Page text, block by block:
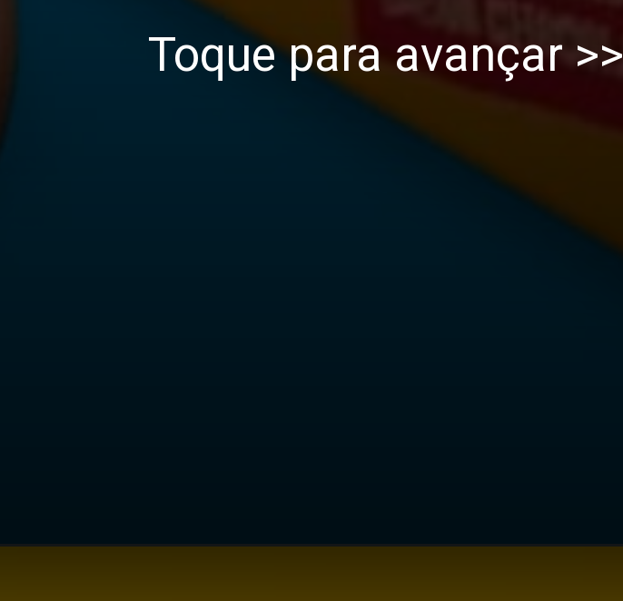
Toque para avançar >>